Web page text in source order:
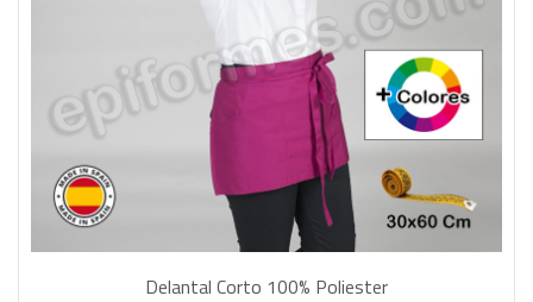
Delantal Corto 100% Poliester